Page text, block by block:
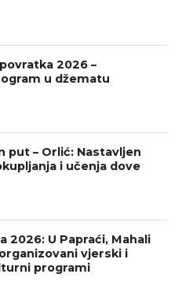
2026 –
u džematu
put – Orlić: Nastavljen
i učenja dove
2026: U Papraći, Mahali
vjerski i
programi